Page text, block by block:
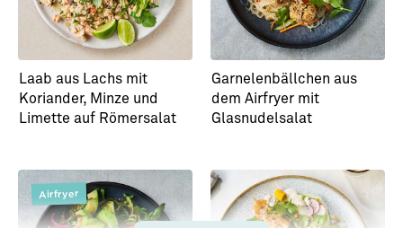
Laab aus Lachs mit
Koriander, Minze und
Limette auf Römersalat
Garnelenbällchen aus
dem Airfryer mit
Glasnudelsalat
Airfryer